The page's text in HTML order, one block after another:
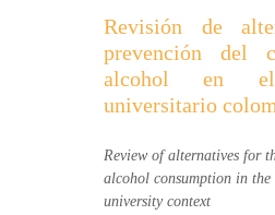
Revisión de
prevención del
alcohol en el
universitario
Review of alternatives for
alcohol consumption in the
university context